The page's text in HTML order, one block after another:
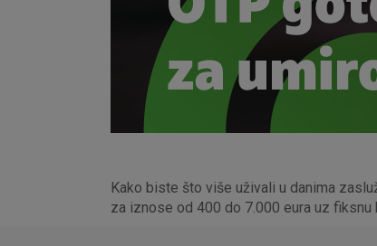
Kako biste što više uživali u danima
za iznose od 400 do 7.000 eura uz